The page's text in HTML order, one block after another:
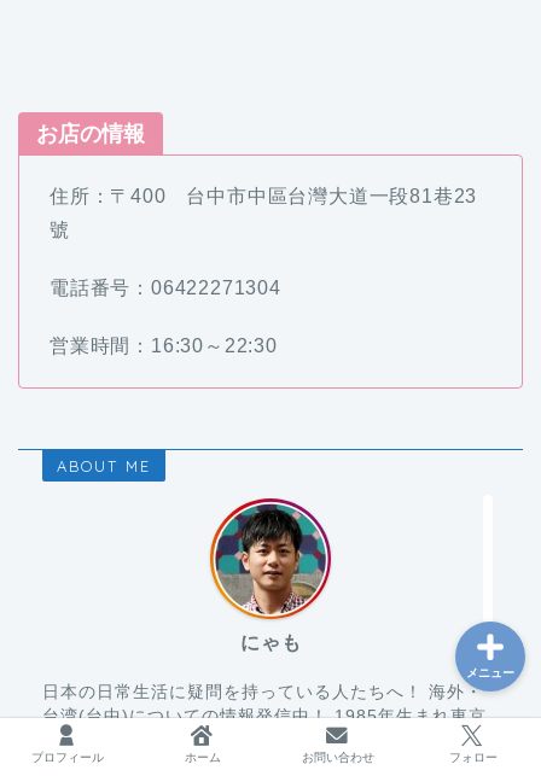
お店の情報
住所：〒400 台中市中區台灣大道一段81巷23
號
電話番号：06422271304
営業時間：16:30～22:30
ABOUT ME
にゃも
日本の日常生活に疑問を持っている人たちへ！ 海外・
台湾(台中)についての情報発信中！ 1985年生まれ東京
出身。 青山学院大学卒。RICOH→オーストラリアの現
地企業→世界一周→Amazon Japan→カナダ現地企業→
プロフィール ホーム お問い合わせ フォロー
メニュー
ブログ運営